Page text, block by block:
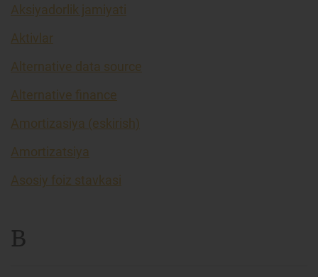
Aksiyadorlik jamiyati
Aktivlar
Alternative data source
Alternative finance
Amortizasiya (eskirish)
Amortizatsiya
Asosiy foiz stavkasi
B